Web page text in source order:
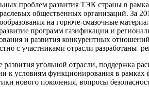
проблем развития ТЭК страны в
общественных организаций. За
на горюче-смазочные
программ газификации и
и развития конкурентных отношений
с участниками отрасли разработаны
угольной отрасли, поддержка
к условиям функционирования в
нового поколения, вопросы